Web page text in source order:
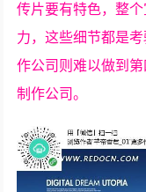
传片要有特色，整
力，这些细节都是
作公司则难以做到
制作公司。